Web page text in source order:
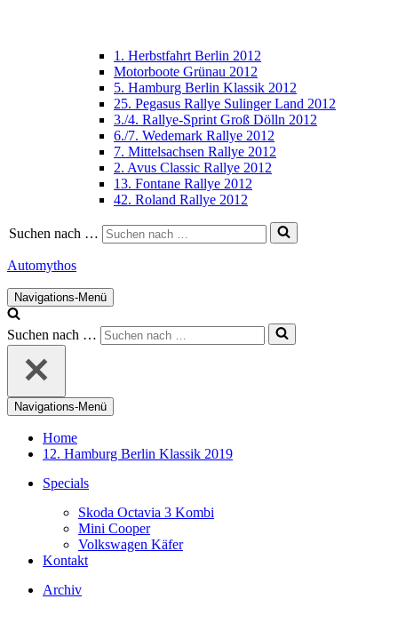
1. Herbstfahrt Berlin 2012
Motorboote Grünau 2012
5. Hamburg Berlin Klassik 2012
25. Pegasus Rallye Sulinger Land 2012
3./4. Rallye-Sprint Groß Dölln 2012
6./7. Wedemark Rallye 2012
7. Mittelsachsen Rallye 2012
2. Avus Classic Rallye 2012
13. Fontane Rallye 2012
42. Roland Rallye 2012
Suchen nach …
Automythos
Navigations-Menü
Suchen nach …
Navigations-Menü
Home
12. Hamburg Berlin Klassik 2019
Specials
Skoda Octavia 3 Kombi
Mini Cooper
Volkswagen Käfer
Kontakt
Archiv